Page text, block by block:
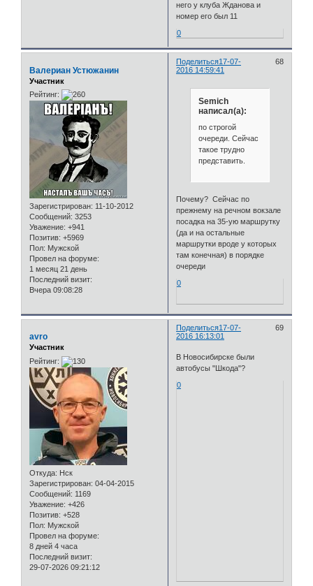
него у клуба Жданова и
номер его был 11
0
Поделиться 68
17-07-
2016 14:59:41
Валериан Устюжанин
Участник
Рейтинг:
Зарегистрирован: 11-10-2012
Сообщений: 3253
Уважение: +941
Позитив: +5969
Пол: Мужской
Провел на форуме:
1 месяц 21 день
Последний визит:
Вчера 09:08:28
Semich
написал(а):
по строгой
очереди. Сейчас
такое трудно
представить.
Почему? Сейчас по
прежнему на речном вокзале
посадка на 35-ую маршрутку
(да и на остальные
маршрутки вроде у которых
там конечная) в порядке
очереди
0
Поделиться 69
17-07-
2016 16:13:01
avro
Участник
Рейтинг:
Откуда: Нск
Зарегистрирован: 04-04-2015
Сообщений: 1169
Уважение: +426
Позитив: +528
Пол: Мужской
Провел на форуме:
8 дней 4 часа
Последний визит:
29-07-2026 09:21:12
В Новосибирске были
автобусы "Шкода"?
0